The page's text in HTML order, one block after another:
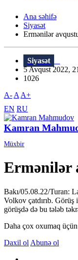
Ana səhifə
Siyasət
Ermənilər
Siyasət
5 Avqust 2022,
1026
A- A A+
EN RU
Kamran
Müxbir
Ermənilər
Bakı/05.08.22/Turan:
Volkov çatdırıb. Görüş
görüşdə də bu tələb
Daha çox oxumaq
Daxil ol Abunə ol